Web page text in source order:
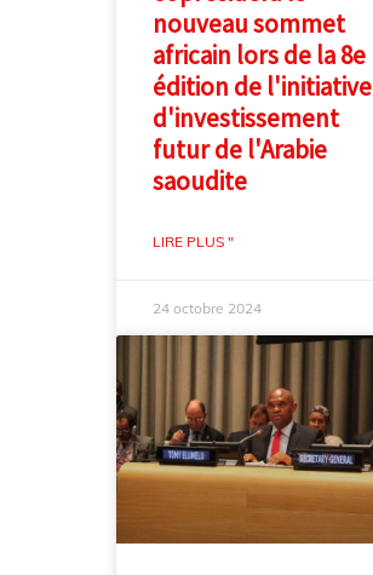
nouveau sommet
africain lors de la 8e
édition de l'initiative
d'investissement
futur de l'Arabie
saoudite
LIRE PLUS "
24 octobre 2024